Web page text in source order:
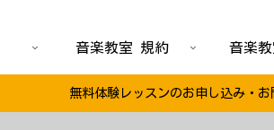
音楽教室 規約 音楽教
無料体験レッスンのお申し込み・お